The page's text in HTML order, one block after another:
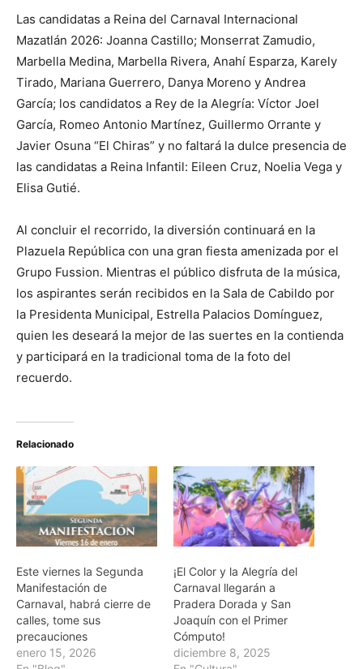
Las candidatas a Reina del Carnaval Internacional
Mazatlán 2026: Joanna Castillo; Monserrat Zamudio,
Marbella Medina, Marbella Rivera, Anahí Esparza, Karely
Tirado, Mariana Guerrero, Danya Moreno y Andrea
García; los candidatos a Rey de la Alegría: Víctor Joel
García, Romeo Antonio Martínez, Guillermo Orrante y
Javier Osuna “El Chiras” y no faltará la dulce presencia de
las candidatas a Reina Infantil: Eileen Cruz, Noelia Vega y
Elisa Gutié.
Al concluir el recorrido, la diversión continuará en la
Plazuela República con una gran fiesta amenizada por el
Grupo Fussion. Mientras el público disfruta de la música,
los aspirantes serán recibidos en la Sala de Cabildo por
la Presidenta Municipal, Estrella Palacios Domínguez,
quien les deseará la mejor de las suertes en la contienda
y participará en la tradicional toma de la foto del
recuerdo.
Relacionado
Este viernes la Segunda
Manifestación de
Carnaval, habrá cierre de
calles, tome sus
precauciones
enero 15, 2026
¡El Color y la Alegría del
Carnaval llegarán a
Pradera Dorada y San
Joaquín con el Primer
Cómputo!
diciembre 8, 2025